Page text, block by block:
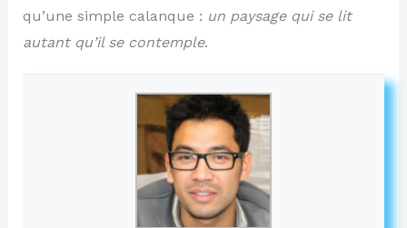
qu’une simple calanque : un paysage qui se lit
autant qu’il se contemple.